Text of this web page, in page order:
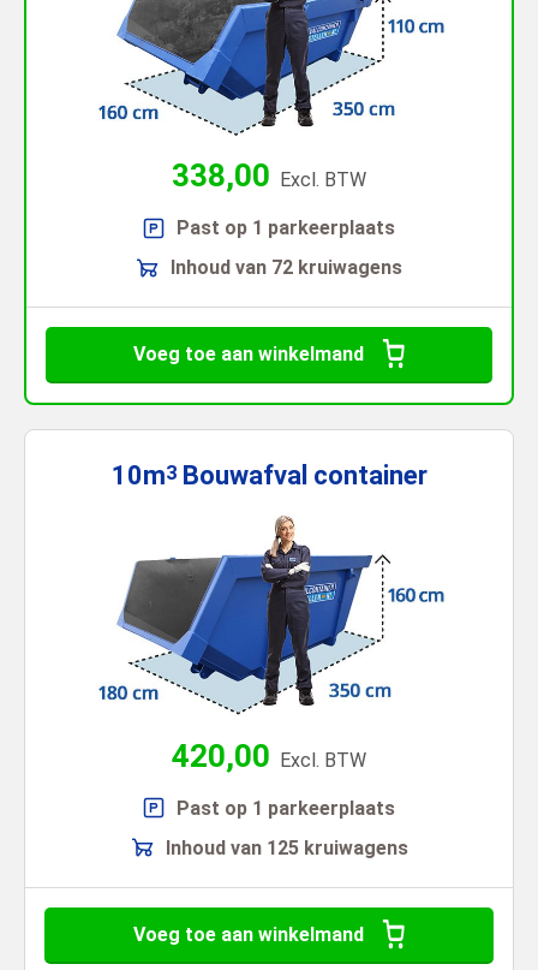
338,00 Excl. BTW
Past op 1 parkeerplaats
Inhoud van 72 kruiwagens
Voeg toe aan winkelmand
10m3 Bouwafval container
420,00 Excl. BTW
Past op 1 parkeerplaats
Inhoud van 125 kruiwagens
Voeg toe aan winkelmand